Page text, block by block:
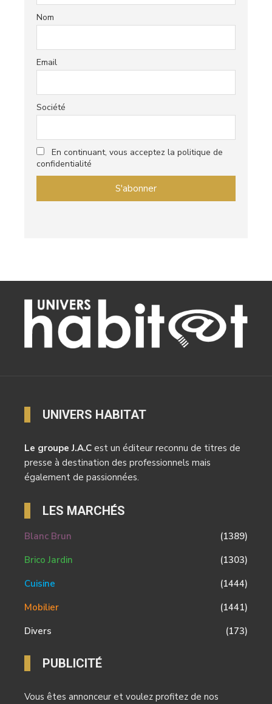
Nom
Email
Société
En continuant, vous acceptez la politique de
confidentialité
UNIVERS HABITAT
Le groupe J.A.C est un éditeur reconnu de titres de
presse à destination des professionnels mais
également de passionnées.
LES MARCHÉS
Blanc Brun
(1389)
Brico Jardin
(1303)
Cuisine
(1444)
Mobilier
(1441)
Divers
(173)
PUBLICITÉ
Vous êtes annonceur et voulez profitez de nos